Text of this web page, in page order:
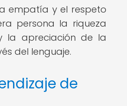
empatía y el respeto
persona la riqueza
la apreciación de la
del lenguaje.
de